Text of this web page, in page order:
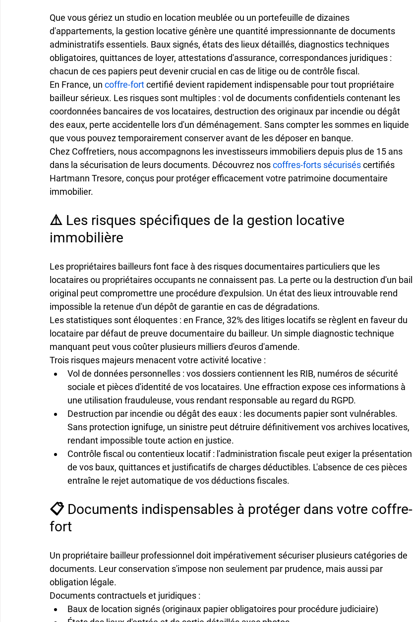
Que vous gériez un studio en location meublée ou un portefeuille de dizaines
d'appartements, la gestion locative génère une quantité impressionnante de documents
administratifs essentiels. Baux signés, états des lieux détaillés, diagnostics techniques
obligatoires, quittances de loyer, attestations d'assurance, correspondances juridiques :
chacun de ces papiers peut devenir crucial en cas de litige ou de contrôle fiscal.
En France, un coffre-fort certifié devient rapidement indispensable pour tout propriétaire
bailleur sérieux. Les risques sont multiples : vol de documents confidentiels contenant les
coordonnées bancaires de vos locataires, destruction des originaux par incendie ou dégât
des eaux, perte accidentelle lors d'un déménagement. Sans compter les sommes en liquide
que vous pouvez temporairement conserver avant de les déposer en banque.
Chez Coffretiers, nous accompagnons les investisseurs immobiliers depuis plus de 15 ans
dans la sécurisation de leurs documents. Découvrez nos coffres-forts sécurisés certifiés
Hartmann Tresore, conçus pour protéger efficacement votre patrimoine documentaire
immobilier.
⚠️ Les risques spécifiques de la gestion locative
immobilière
Les propriétaires bailleurs font face à des risques documentaires particuliers que les
locataires ou propriétaires occupants ne connaissent pas. La perte ou la destruction d'un bail
original peut compromettre une procédure d'expulsion. Un état des lieux introuvable rend
impossible la retenue d'un dépôt de garantie en cas de dégradations.
Les statistiques sont éloquentes : en France, 32% des litiges locatifs se règlent en faveur du
locataire par défaut de preuve documentaire du bailleur. Un simple diagnostic technique
manquant peut vous coûter plusieurs milliers d'euros d'amende.
Trois risques majeurs menacent votre activité locative :
Vol de données personnelles : vos dossiers contiennent les RIB, numéros de sécurité
sociale et pièces d'identité de vos locataires. Une effraction expose ces informations à
une utilisation frauduleuse, vous rendant responsable au regard du RGPD.
Destruction par incendie ou dégât des eaux : les documents papier sont vulnérables.
Sans protection ignifuge, un sinistre peut détruire définitivement vos archives locatives,
rendant impossible toute action en justice.
Contrôle fiscal ou contentieux locatif : l'administration fiscale peut exiger la présentation
de vos baux, quittances et justificatifs de charges déductibles. L'absence de ces pièces
entraîne le rejet automatique de vos déductions fiscales.
📋 Documents indispensables à protéger dans votre coffre-
fort
Un propriétaire bailleur professionnel doit impérativement sécuriser plusieurs catégories de
documents. Leur conservation s'impose non seulement par prudence, mais aussi par
obligation légale.
Documents contractuels et juridiques :
Baux de location signés (originaux papier obligatoires pour procédure judiciaire)